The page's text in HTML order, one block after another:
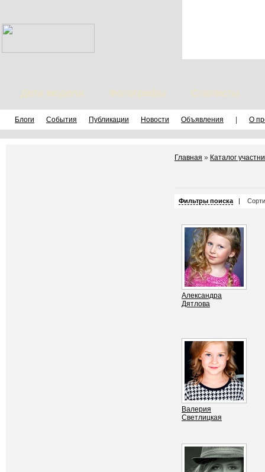
Дети модели Фотографы Стилисты
Блоги События Публикации Новости Объявления О
Главная » Каталог
Фильтры поиска |
Александра
Дятлова
Валерия
Светлицкая